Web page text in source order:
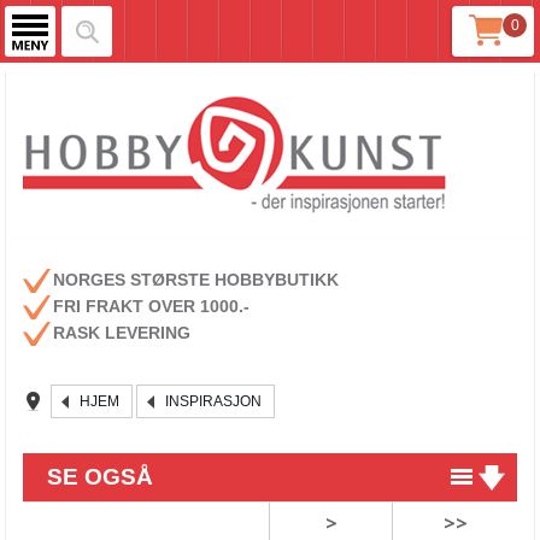
0
NORGES STØRSTE HOBBYBUTIKK
FRI FRAKT OVER 1000.-
RASK LEVERING
HJEM INSPIRASJON
SE OGSÅ
> >>